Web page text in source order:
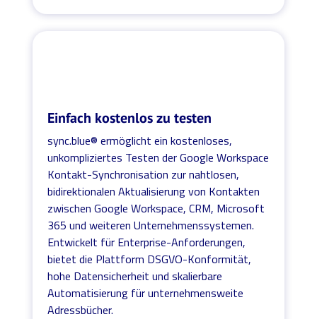
Einfach kostenlos zu testen
sync.blue® ermöglicht ein kostenloses,
unkompliziertes Testen der Google Workspace
Kontakt-Synchronisation zur nahtlosen,
bidirektionalen Aktualisierung von Kontakten
zwischen Google Workspace, CRM, Microsoft
365 und weiteren Unternehmenssystemen.
Entwickelt für Enterprise-Anforderungen,
bietet die Plattform DSGVO-Konformität,
hohe Datensicherheit und skalierbare
Automatisierung für unternehmensweite
Adressbücher.